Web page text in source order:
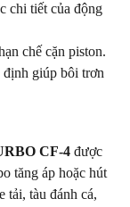
chi tiết của động
chế cặn piston.
giúp bôi trơn
CF-4 được
tăng áp hoặc hút
tải, tàu đánh cá,